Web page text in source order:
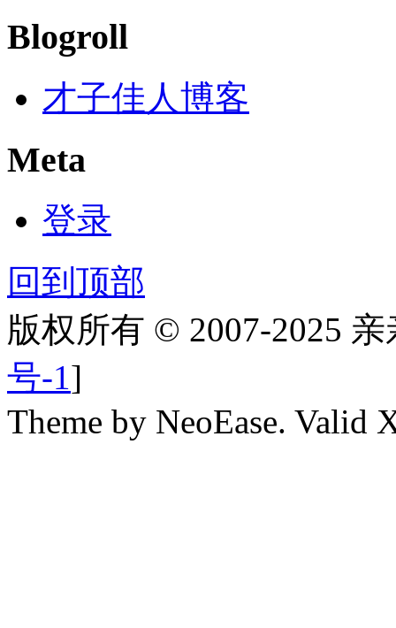
Blogroll
才子佳人博客
Meta
登录
回到顶部
版权所有 © 2007-2025
号-1]
Theme by NeoEase. Valid